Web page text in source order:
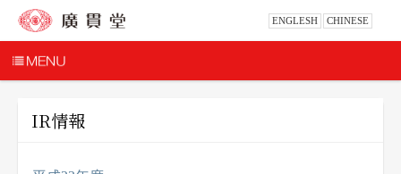
ENGLESH CHINESE
IR情報